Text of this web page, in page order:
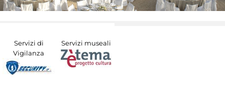
Servizi di
Vigilanza
Servizi museali